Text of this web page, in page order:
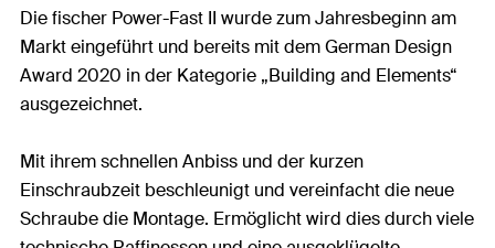
Die fischer Power-Fast II wurde zum Jahresbeginn am
Markt eingeführt und bereits mit dem German Design
Award 2020 in der Kategorie „Building and Elements“
ausgezeichnet.
Mit ihrem schnellen Anbiss und der kurzen
Einschraubzeit beschleunigt und vereinfacht die neue
Schraube die Montage. Ermöglicht wird dies durch viele